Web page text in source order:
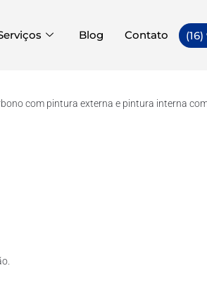
Blog Contato
com pintura externa e pintura interna